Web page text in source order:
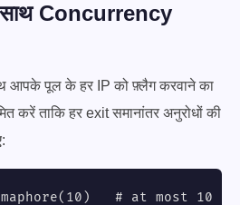
Concurrency
आपके पूल के हर IP को फ़्लैग करवाने का
करें ताकि हर exit समानांतर अनुरोधों की
# at most 10